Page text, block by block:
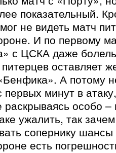
показательный.
не видеть матч
И по первому
с ЦСКА даже
оставляет
А потому
первых минут в
раскрываясь особо
ужалить, так
сопернику шансы
есть